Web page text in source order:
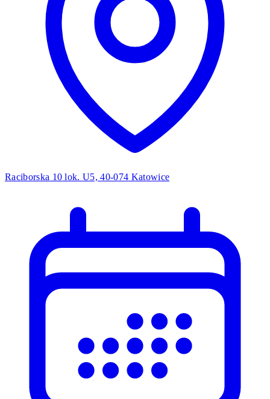
Raciborska 10 lok. U5, 40-074 Katowice